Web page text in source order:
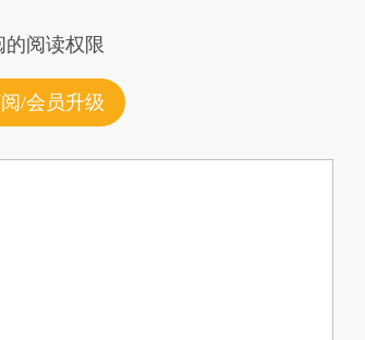
阅读权限
/会员升级